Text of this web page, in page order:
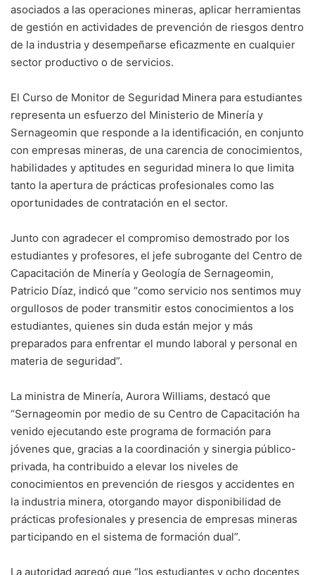
asociados a las operaciones mineras, aplicar herramientas
de gestión en actividades de prevención de riesgos dentro
de la industria y desempeñarse eficazmente en cualquier
sector productivo o de servicios.
El Curso de Monitor de Seguridad Minera para estudiantes
representa un esfuerzo del Ministerio de Minería y
Sernageomin que responde a la identificación, en conjunto
con empresas mineras, de una carencia de conocimientos,
habilidades y aptitudes en seguridad minera lo que limita
tanto la apertura de prácticas profesionales como las
oportunidades de contratación en el sector.
Junto con agradecer el compromiso demostrado por los
estudiantes y profesores, el jefe subrogante del Centro de
Capacitación de Minería y Geología de Sernageomin,
Patricio Díaz, indicó que “como servicio nos sentimos muy
orgullosos de poder transmitir estos conocimientos a los
estudiantes, quienes sin duda están mejor y más
preparados para enfrentar el mundo laboral y personal en
materia de seguridad”.
La ministra de Minería, Aurora Williams, destacó que
“Sernageomin por medio de su Centro de Capacitación ha
venido ejecutando este programa de formación para
jóvenes que, gracias a la coordinación y sinergia público-
privada, ha contribuido a elevar los niveles de
conocimientos en prevención de riesgos y accidentes en
la industria minera, otorgando mayor disponibilidad de
prácticas profesionales y presencia de empresas mineras
participando en el sistema de formación dual”.
La autoridad agregó que “los estudiantes y ocho docentes